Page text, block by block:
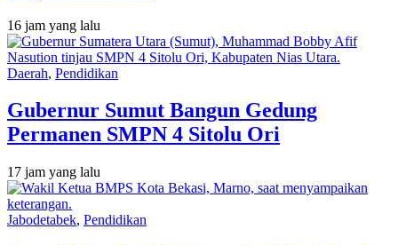
16 jam yang lalu
Daerah, Pendidikan
Gubernur Sumut Bangun Gedung
Permanen SMPN 4 Sitolu Ori
17 jam yang lalu
Jabodetabek, Pendidikan